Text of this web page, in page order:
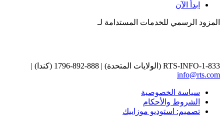
ابدأ الآن
المزود الرسمي للخدمات المستدامة لـ
1-833-RTS-INFO (الولايات المتحدة) | 888-892-1796 (كندا) |
info@rts.com
سياسة الخصوصية
الشروط والأحكام
تصميم: استوديو موزاييك